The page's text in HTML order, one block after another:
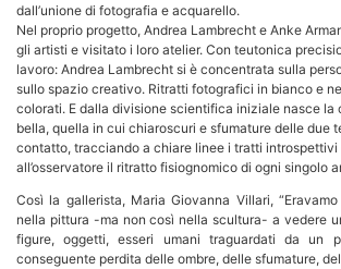
dall’unione di fotografia e acquarello.
Nel proprio progetto, Andrea Lambrecht e Anke
gli artisti e visitato i loro atelier. Con teutonica
lavoro: Andrea Lambrecht si è concentrata sulla
sullo spazio creativo. Ritratti fotografici in bianco e
colorati. E dalla divisione scientifica iniziale nasce la
bella, quella in cui chiaroscuri e sfumature delle due
contatto, tracciando a chiare linee i tratti introspettivi
all’osservatore il ritratto fisiognomico di ogni singolo
Così la gallerista, Maria Giovanna Villari,
nella pittura -ma non così nella scultura- a vedere
figure, oggetti, esseri umani traguardati da un
conseguente perdita delle ombre, delle sfumature,